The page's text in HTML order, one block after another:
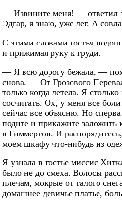
— Извините меня! — ответил
Эдгар, я знаю, уже лег. А
С этими словами гостья
и прижимая руку к груди.
— Я всю дорогу бежала, —
снова. — От Грозового
только когда летела. Я
сосчитать. Ох, у меня все
сейчас все объясню. Но сперва
подите и прикажите заложить
в Гиммертон. И
моем шкафу что-нибудь из
Я узнала в гостье миссис
было не до смеха. Волосы
плечам, мокрые от талого
домашнее девичье платье,